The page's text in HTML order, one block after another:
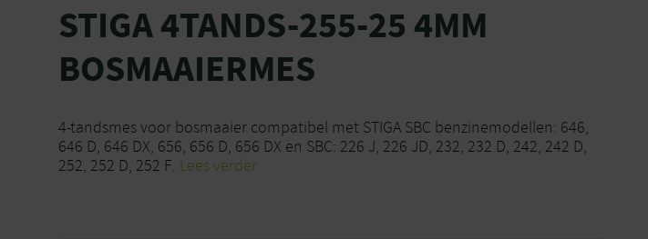
STIGA 4TANDS-255-25 4MM
BOSMAAIERMES
4-tandsmes voor bosmaaier compatibel met STIGA SBC benzinemodellen: 646,
646 D, 646 DX, 656, 656 D, 656 DX en SBC: 226 J, 226 JD, 232, 232 D, 242, 242 D,
252, 252 D, 252 F. Lees verder